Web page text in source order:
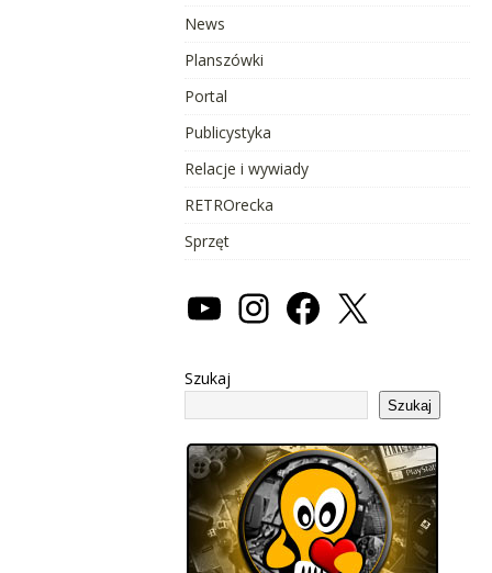
News
Planszówki
Portal
Publicystyka
Relacje i wywiady
RETROrecka
Sprzęt
Szukaj
Szukaj